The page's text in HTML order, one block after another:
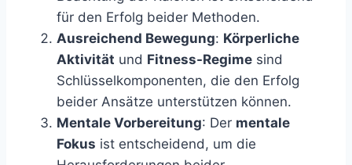
für den Erfolg beider Methoden.
Ausreichend Bewegung: Körperliche
Aktivität und Fitness-Regime sind
Schlüsselkomponenten, die den Erfolg
beider Ansätze unterstützen können.
Mentale Vorbereitung: Der mentale
Fokus ist entscheidend, um die